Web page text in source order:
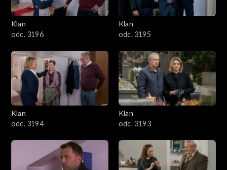
3801–3900
3701–3800
3601–3700
3501–3600
3401–3500
3201–3300
Klan
odc. 3196
Klan
odc. 3195
Klan
odc. 3194
Klan
odc. 3193